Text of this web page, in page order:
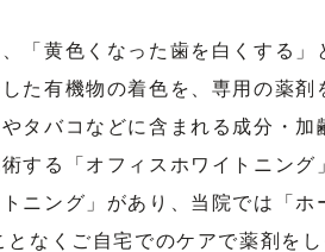
「黄色くなった歯を白くする
た有機物の着色を、専用の薬
タバコなどに含まれる成分・加
する「オフィスホワイトニン
ニング」があり、当院では「
となくご自宅でのケアで薬剤を